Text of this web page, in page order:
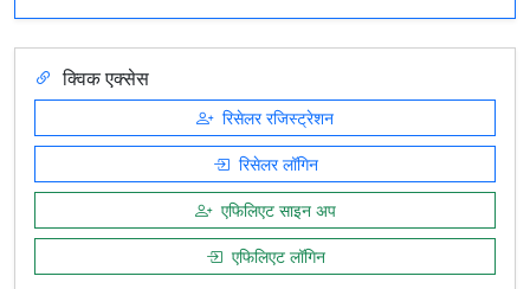
क्विक एक्सेस
रिसेलर रजिस्ट्रेशन
रिसेलर लॉगिन
एफिलिएट साइन अप
एफिलिएट लॉगिन